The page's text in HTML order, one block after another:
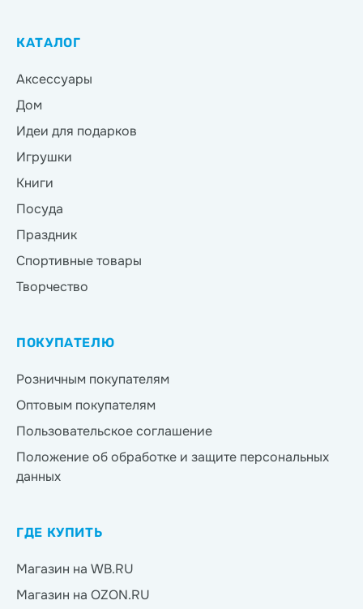
КАТАЛОГ
Аксессуары
Дом
Идеи для подарков
Игрушки
Книги
Посуда
Праздник
Спортивные товары
Творчество
ПОКУПАТЕЛЮ
Розничным покупателям
Оптовым покупателям
Пользовательское соглашение
Положение об обработке и защите персональных
данных
ГДЕ КУПИТЬ
Магазин на WB.RU
Магазин на OZON.RU